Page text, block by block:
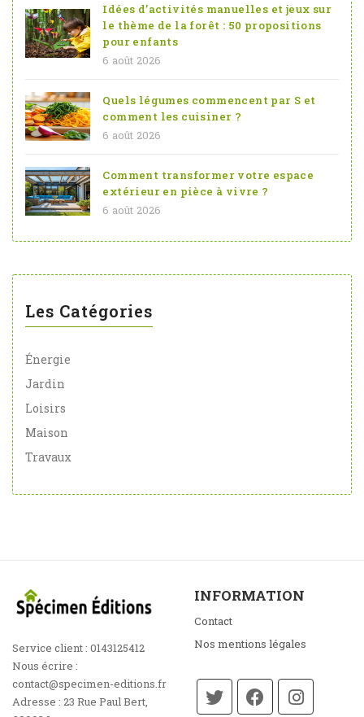
Idées d’activités manuelles et jeux sur
le thème de la forêt : 50 propositions
pour enfants
6 août 2026
Quels légumes commencent par S et
comment les cuisiner ?
6 août 2026
Comment transformer votre espace
extérieur en pièce à vivre ?
6 août 2026
Les Catégories
Énergie
Jardin
Loisirs
Maison
Travaux
Service client : 0143125412
Nous écrire :
contact@specimen-editions.fr
Adresse : 23 Rue Paul Bert,
INFORMATION
Contact
Nos mentions légales